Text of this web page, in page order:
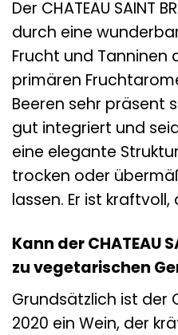
Der CHATEAU SAINT
durch eine
Frucht und Tanninen
primären
Beeren sehr präsent
gut integriert und
eine elegante
trocken oder
lassen. Er ist
Kann der CHATEAU
zu vegetarischen
Grundsätzlich ist der
2020 ein Wein, der